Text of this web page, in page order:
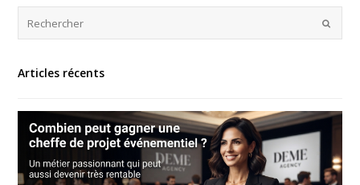
Articles récents